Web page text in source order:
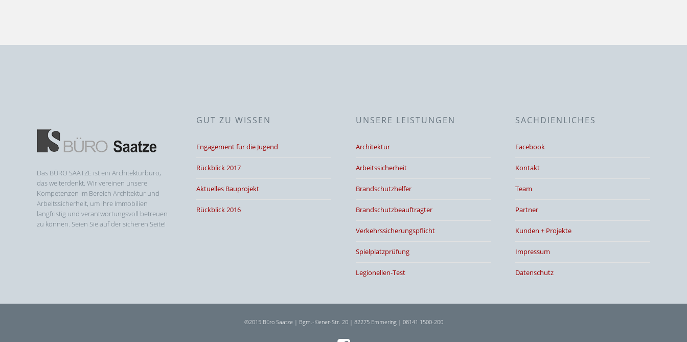
Das BÜRO SAATZE ist ein Architekturbüro,
das weiterdenkt. Wir vereinen unsere
Kompetenzen im Bereich Architektur und
Arbeitssicherheit, um Ihre Immobilien
langfristig und verantwortungsvoll betreuen
zu können. Seien Sie auf der sicheren Seite!
GUT ZU WISSEN
Engagement für die Jugend
Rückblick 2017
Aktuelles Bauprojekt
Rückblick 2016
UNSERE LEISTUNGEN
Architektur
Arbeitssicherheit
Brandschutzhelfer
Brandschutzbeauftragter
Verkehrssicherungspflicht
Spielplatzprüfung
Legionellen-Test
SACHDIENLICHES
Facebook
Kontakt
Team
Partner
Kunden + Projekte
Impressum
Datenschutz
©2015 Büro Saatze | Bgm.-Kiener-Str. 20 | 82275 Emmering | 08141 1500-200